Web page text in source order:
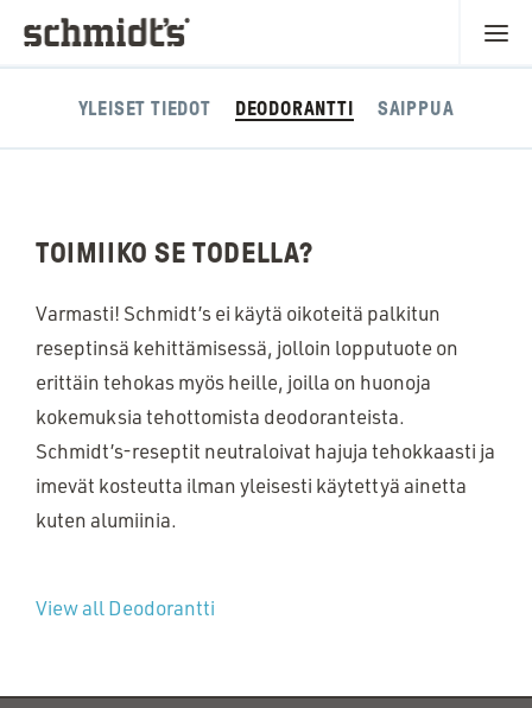
YLEISET TIEDOT DEODORANTTI SAIPPUA
TOIMIIKO SE TODELLA?
Varmasti! Schmidt’s ei käytä oikoteitä palkitun
reseptinsä kehittämisessä, jolloin lopputuote on
erittäin tehokas myös heille, joilla on huonoja
kokemuksia tehottomista deodoranteista.
Schmidt’s-reseptit neutraloivat hajuja tehokkaasti ja
imevät kosteutta ilman yleisesti käytettyä ainetta
kuten alumiinia.
View all Deodorantti